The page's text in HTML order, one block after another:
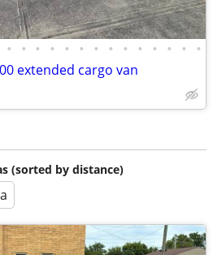
• • • • • • • • • • • • • •
extended cargo van
(sorted by distance)